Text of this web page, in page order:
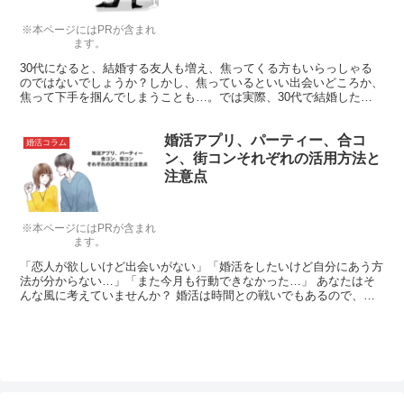
※本ページにはPRが含まれ
ます。
30代になると、結婚する友人も増え、焦ってくる方もいらっしゃる
のではないでしょうか？しかし、焦っているといい出会いどころか、
焦って下手を掴んでしまうことも…。では実際、30代で結婚した女
※本ページにはPRが含まれ
ます。
婚活コラム
婚活アプリ、パーティー、合コ
ン、街コンそれぞれの活用方法と
注意点
「恋人が欲しいけど出会いがない」「婚活をしたいけど自分にあう方
法が分からない…」「また今月も行動できなかった…」 あなたはそ
んな風に考えていませんか？ 婚活は時間との戦いでもあるので、行